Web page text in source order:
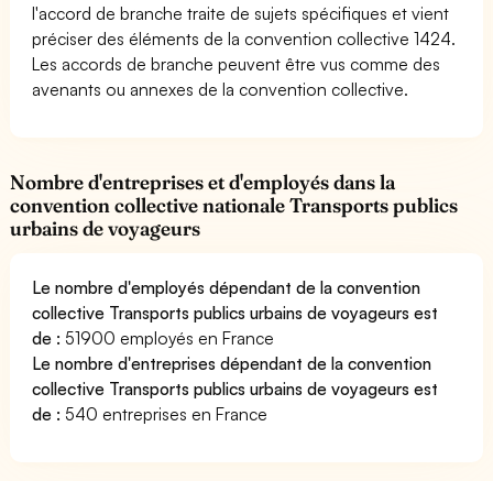
l'accord de branche traite de sujets spécifiques et vient
préciser des éléments de la convention collective 1424.
Les accords de branche peuvent être vus comme des
avenants ou annexes de la convention collective.
Nombre d'entreprises et d'employés dans la
convention collective nationale Transports publics
urbains de voyageurs
Le nombre d'employés dépendant de la convention
collective Transports publics urbains de voyageurs est
de : 51900 employés en France
Le nombre d'entreprises dépendant de la convention
collective Transports publics urbains de voyageurs est
de : 540 entreprises en France